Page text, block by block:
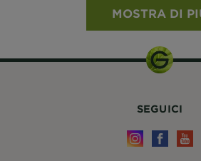
MOSTRA DI
SEGUICI